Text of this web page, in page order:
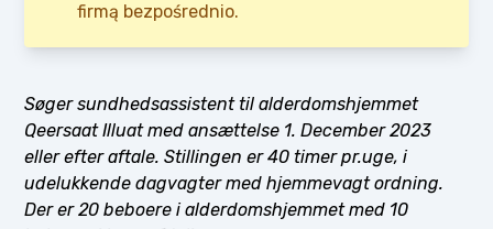
firmą bezpośrednio.
Søger sundhedsassistent til alderdomshjemmet
Qeersaat Illuat med ansættelse 1. December 2023
eller efter aftale. Stillingen er 40 timer pr.uge, i
udelukkende dagvagter med hjemmevagt ordning.
Der er 20 beboere i alderdomshjemmet med 10